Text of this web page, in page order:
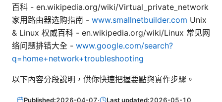
百科 - en.wikipedia.org/wiki/Virtual_private_network
家用路由器选购指南 - www.smallnetbuilder.com Unix
& Linux 权威百科 - en.wikipedia.org/wiki/Linux 常见网
络问题排错大全 - www.google.com/search?
q=home+network+troubleshooting
以下內容分段說明，供你快速把握要點與實作步驟。
Published:2026-04-07· Last updated:2026-05-10